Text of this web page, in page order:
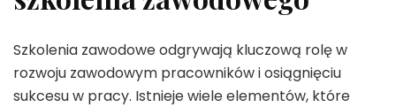
Szkolenia zawodowe odgrywają kluczową rolę w
rozwoju zawodowym pracowników i osiągnięciu
sukcesu w pracy. Istnieje wiele elementów, które